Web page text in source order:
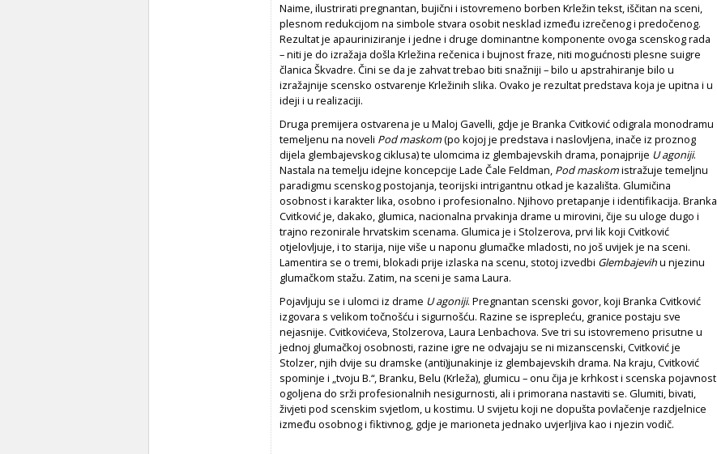
Naime, ilustrirati pregnantan, bujični i istovremeno borben Krležin tekst, iščitan na sceni,
plesnom redukcijom na simbole stvara osobit nesklad između izrečenog i predočenog.
Rezultat je apauriniziranje i jedne i druge dominantne komponente ovoga scenskog rada
– niti je do izražaja došla Krležina rečenica i bujnost fraze, niti mogućnosti plesne suigre
članica Škvadre. Čini se da je zahvat trebao biti snažniji – bilo u apstrahiranje bilo u
izražajnije scensko ostvarenje Krležinih slika. Ovako je rezultat predstava koja je upitna i u
ideji i u realizaciji.
Druga premijera ostvarena je u Maloj Gavelli, gdje je Branka Cvitković odigrala monodramu
temeljenu na noveli Pod maskom(po kojoj je predstava i naslovljena, inače iz proznog
dijela glembajevskog ciklusa) te ulomcima iz glembajevskih drama, ponajprije U agoniji.
Nastala na temelju idejne koncepcije Lade Čale Feldman, Pod maskomistražuje temeljnu
paradigmu scenskog postojanja, teorijski intrigantnu otkad je kazališta. Glumičina
osobnost i karakter lika, osobno i profesionalno. Njihovo pretapanje i identifikacija. Branka
Cvitković je, dakako, glumica, nacionalna prvakinja drame u mirovini, čije su uloge dugo i
trajno rezonirale hrvatskim scenama. Glumica je i Stolzerova, prvi lik koji Cvitković
otjelovljuje, i to starija, nije više u naponu glumačke mladosti, no još uvijek je na sceni.
Lamentira se o tremi, blokadi prije izlaska na scenu, stotoj izvedbi Glembajevihu njezinu
glumačkom stažu. Zatim, na sceni je sama Laura.
Pojavljuju se i ulomci iz drame U agoniji. Pregnantan scenski govor, koji Branka Cvitković
izgovara s velikom točnošću i sigurnošću. Razine se isprepleću, granice postaju sve
nejasnije. Cvitkovićeva, Stolzerova, Laura Lenbachova. Sve tri su istovremeno prisutne u
jednoj glumačkoj osobnosti, razine igre ne odvajaju se ni mizanscenski, Cvitković je
Stolzer, njih dvije su dramske (anti)junakinje iz glembajevskih drama. Na kraju, Cvitković
spominje i „tvoju B.“, Branku, Belu (Krleža), glumicu – onu čija je krhkost i scenska pojavnost
ogoljena do srži profesionalnih nesigurnosti, ali i primorana nastaviti se. Glumiti, bivati,
živjeti pod scenskim svjetlom, u kostimu. U svijetu koji ne dopušta povlačenje razdjelnice
između osobnog i fiktivnog, gdje je marioneta jednako uvjerljiva kao i njezin vodič.